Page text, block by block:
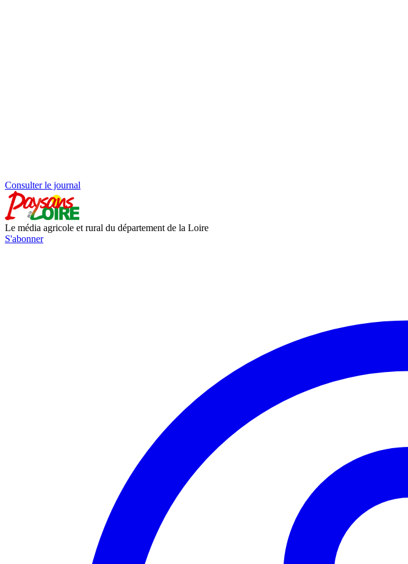
Consulter le journal
Le média agricole et rural du département de la Loire
S'abonner